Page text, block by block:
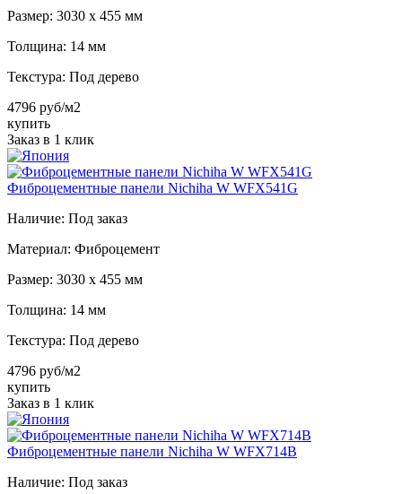
Размер: 3030 х 455 мм
Толщина: 14 мм
Текстура: Под дерево
4796 руб/м2
купить
Заказ в 1 клик
Фиброцементные панели Nichiha W WFX541G
Наличие: Под заказ
Материал: Фиброцемент
Размер: 3030 х 455 мм
Толщина: 14 мм
Текстура: Под дерево
4796 руб/м2
купить
Заказ в 1 клик
Фиброцементные панели Nichiha W WFX714B
Наличие: Под заказ